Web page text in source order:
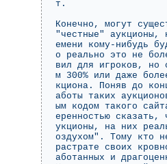
т.
Конечно, могут
"честные" аукционы,
емени кому-нибудь
о реально это не
вил для игроков, но
м 300% или даже
кциона. Поняв до
аботы таких
ым кодом такого
еренностью
укционы, на них
оздухом". Тому кто
растрате своих
аботанных и